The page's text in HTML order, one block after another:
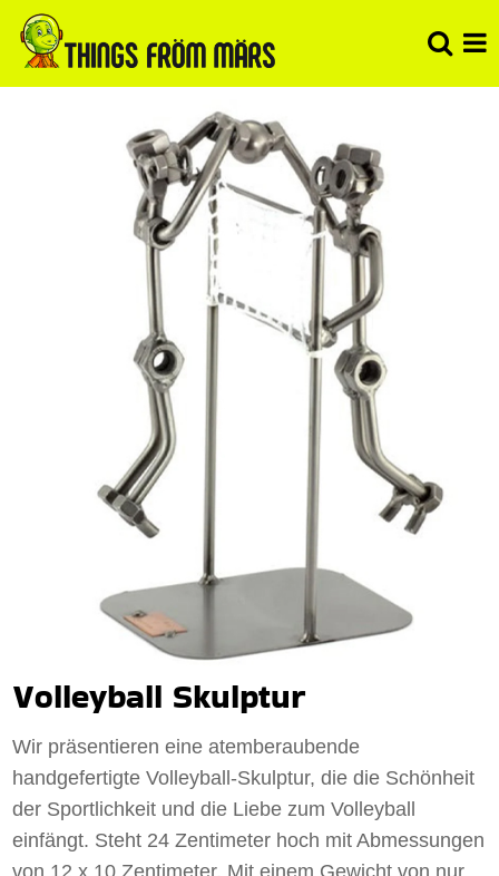
Volleyball Skulptur
Wir präsentieren eine atemberaubende
handgefertigte Volleyball-Skulptur, die die Schönheit
der Sportlichkeit und die Liebe zum Volleyball
einfängt. Steht 24 Zentimeter hoch mit Abmessungen